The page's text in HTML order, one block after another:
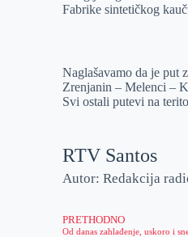
p
Fabrike sintetičkog
Naglašavamo da je put
Zrenjanin – Melenci –
Svi ostali putevi na
RTV Santos
Autor: Redakcija
PRETHODNO
Od danas zahlađenje, uskoro i